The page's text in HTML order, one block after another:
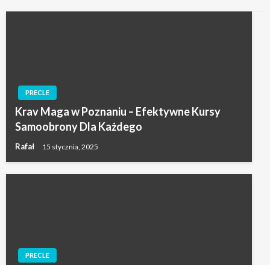
PRECLE
Krav Maga w Poznaniu – Efektywne Kursy
Samoobrony Dla Każdego
Rafał 15 stycznia, 2025
PRECLE